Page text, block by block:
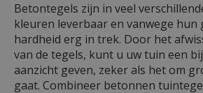
Betontegels zijn in veel
kleuren leverbaar en vanwege hun
hardheid erg in trek. Door het
van de tegels, kunt u uw tuin een
aanzicht geven, zeker als het om
gaat. Combineer betonnen